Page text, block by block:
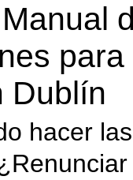
Manual
Dublín
hacer